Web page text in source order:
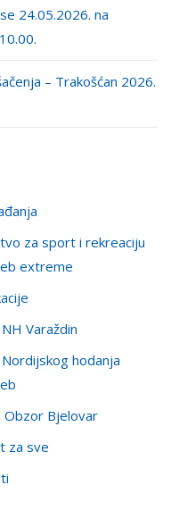
24.05.2026. na
– Trakošćan 2026.
za sport i rekreaciju
extreme
Varaždin
hodanja
Obzor Bjelovar
za sve